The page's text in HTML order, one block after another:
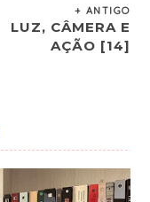
+ ANTIGO
LUZ, CÂMERA E
AÇÃO [14]